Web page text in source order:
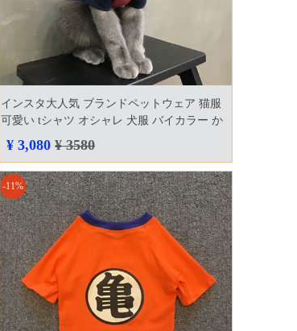
インスタ大人気 ブランドペットウェア 猫服
可愛い tシャツ オシャレ 犬服 バイカラー か
っこいい s 4xl 四季汎用 刺繍ロゴ入り 上品
薄い 可愛い ペット用 トップス
¥ 3,080 ¥ 3580
-11%